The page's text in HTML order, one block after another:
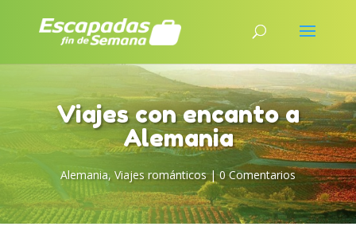
Viajes con encanto a
Alemania
Alemania, Viajes románticos|0 Comentarios